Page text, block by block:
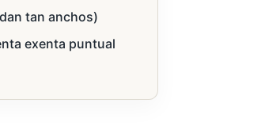
tan anchos)
exenta puntual